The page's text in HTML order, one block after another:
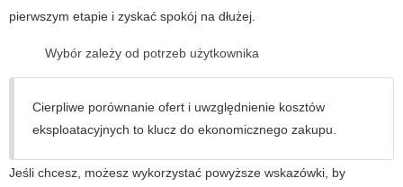
pierwszym etapie i zyskać spokój na dłużej.
Wybór zależy od potrzeb użytkownika
Cierpliwe porównanie ofert i uwzględnienie kosztów
eksploatacyjnych to klucz do ekonomicznego zakupu.
Jeśli chcesz, możesz wykorzystać powyższe wskazówki, by